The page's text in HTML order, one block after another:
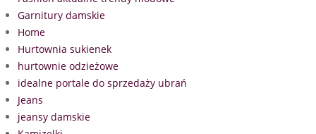
Garnitury damskie
Home
Hurtownia sukienek
hurtownie odzieżowe
idealne portale do sprzedaży ubrań
Jeans
jeansy damskie